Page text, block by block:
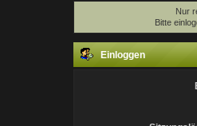
Nur
Bitte
Einloggen